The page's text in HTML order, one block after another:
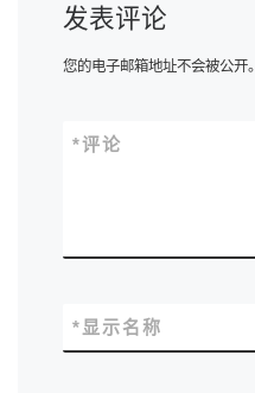
发表评论
您的电子邮箱地址不会被公开。
评论
*
显示名称
*